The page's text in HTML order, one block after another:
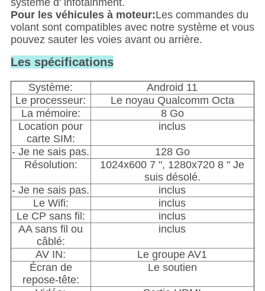
système d' infotainment.
Pour les véhicules à moteur:Les commandes du
volant sont compatibles avec notre système et vous
pouvez sauter les voies avant ou arrière.
Les spécifications
Système:
Android 11
Le processeur:
Le noyau Qualcomm Octa
La mémoire:
8 Go
Location pour
carte SIM:
inclus
- Je ne sais pas.
128 Go
Résolution:
1024x600 7 ", 1280x720 8 " Je
suis désolé.
- Je ne sais pas.
inclus
Le Wifi:
inclus
Le CP sans fil:
inclus
AA sans fil ou
câblé:
inclus
AV IN:
Le groupe AV1
Écran de
repose-tête:
Le soutien